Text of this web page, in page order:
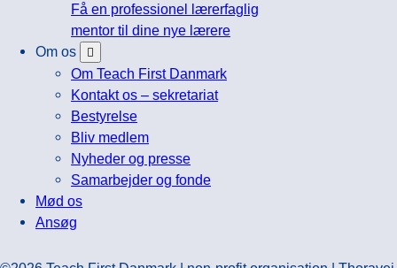
Få en professionel lærerfaglig
mentor til dine nye lærere
Om os
Om Teach First Danmark
Kontakt os – sekretariat
Bestyrelse
Bliv medlem
Nyheder og presse
Samarbejder og fonde
Mød os
Ansøg